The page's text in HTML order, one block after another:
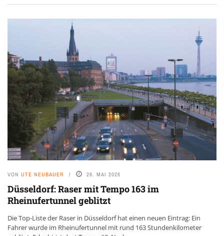
VON UTE NEUBAUER 28. MAI 2026
Düsseldorf: Raser mit Tempo 163 im
Rheinufertunnel geblitzt
Die Top-Liste der Raser in Düsseldorf hat einen neuen Eintrag: Ein
Fahrer wurde im Rheinufertunnel mit rund 163 Stundenkilometer